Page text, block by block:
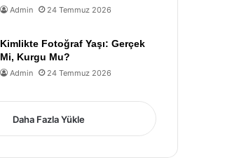
Admin 24 Temmuz 2026
Kimlikte Fotoğraf Yaşı: Gerçek
Mi, Kurgu Mu?
Admin 24 Temmuz 2026
Daha Fazla Yükle